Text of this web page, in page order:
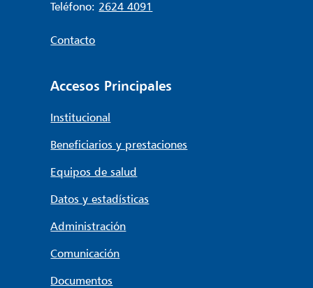
Teléfono: 2624 4091
Contacto
Accesos Principales
Institucional
Beneficiarios y prestaciones
Equipos de salud
Datos y estadísticas
Administración
Comunicación
Documentos